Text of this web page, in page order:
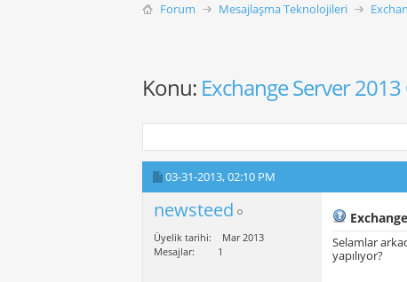
Forum Mesajlaşma Teknolojileri
Konu: Exchange Server
03-31-2013,02:10 PM
newsteed
Üyelik tarihi
Mar 2013
Mesajlar
1
Selamlar
yapılıyor?